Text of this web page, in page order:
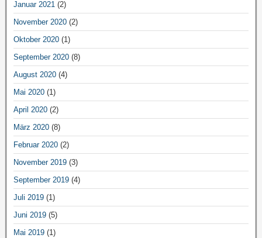
Januar 2021 (2)
November 2020 (2)
Oktober 2020 (1)
September 2020 (8)
August 2020 (4)
Mai 2020 (1)
April 2020 (2)
März 2020 (8)
Februar 2020 (2)
November 2019 (3)
September 2019 (4)
Juli 2019 (1)
Juni 2019 (5)
Mai 2019 (1)